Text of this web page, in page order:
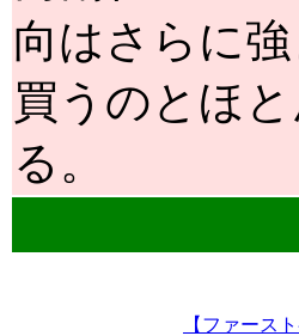
向はさらに
買うのとほ
る。
【ファース